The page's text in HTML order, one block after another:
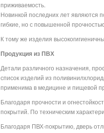
приживаемость.
Новинкой последних лет являются
гибкие, но с повышенной
К тому же изделия
Продукция из ПВХ
Детали различного назначения,
список изделий из
применима в медицине и пищевой
Благодаря прочности и
покрытий. По техническим
Благодаря ПВХ-покрытию, дверь